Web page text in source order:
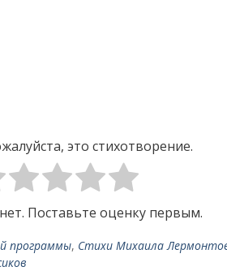
это стихотворение.
Поставьте оценку первым.
программы, Стихи Михаила